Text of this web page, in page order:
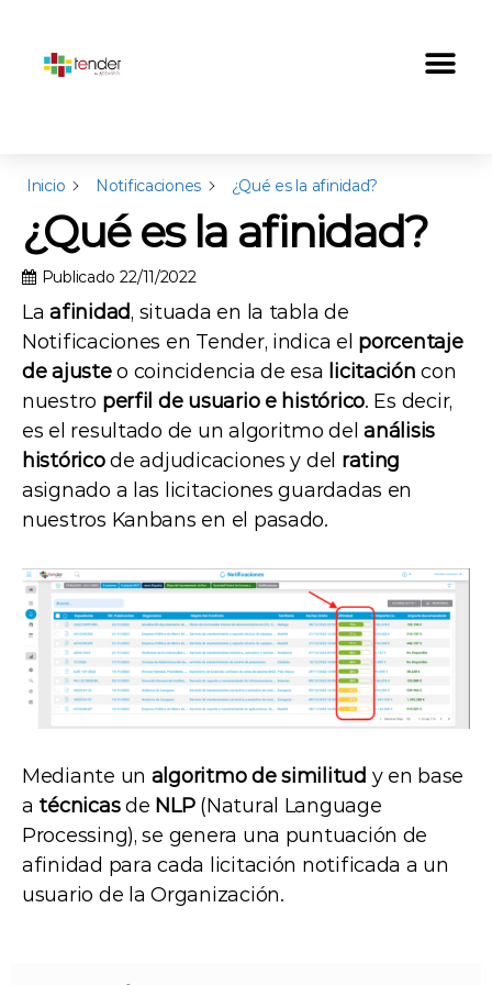
Inicio Notificaciones ¿Qué es la afinidad?
¿Qué es la afinidad?
Publicado 22/11/2022
Laafinidad, situada en la tabla de
Notificaciones en Tender, indica el porcentaje
de ajusteo coincidencia de esa licitación con
nuestro perfil de usuario e histórico. Es decir,
es el resultado de un algoritmo delanálisis
históricode adjudicaciones y del rating
asignado a las licitaciones guardadas en
nuestros Kanbans en el pasado.
Mediante un algoritmo de similitud y en base
a técnicasde NLP(Natural Language
Processing), se genera una puntuación de
afinidad para cada licitación notificada a un
usuario de la Organización.